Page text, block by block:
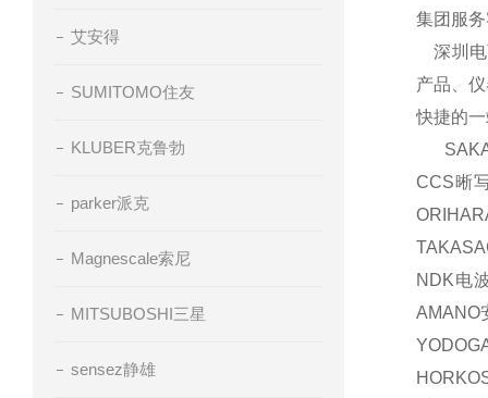
艾安得
SUMITOMO住友
KLUBER克鲁勃
parker派克
Magnescale索尼
MITSUBOSHI三星
sensez静雄
集团服
深圳电
产品、
快捷的
CCS晰
NDK电
AMANO